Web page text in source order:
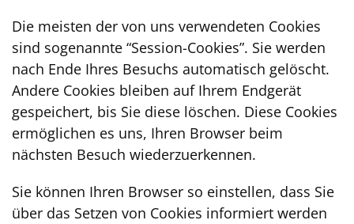
Die meisten der von uns verwendeten Cookies
sind sogenannte “Session-Cookies”. Sie werden
nach Ende Ihres Besuchs automatisch gelöscht.
Andere Cookies bleiben auf Ihrem Endgerät
gespeichert, bis Sie diese löschen. Diese Cookies
ermöglichen es uns, Ihren Browser beim
nächsten Besuch wiederzuerkennen.
Sie können Ihren Browser so einstellen, dass Sie
über das Setzen von Cookies informiert werden